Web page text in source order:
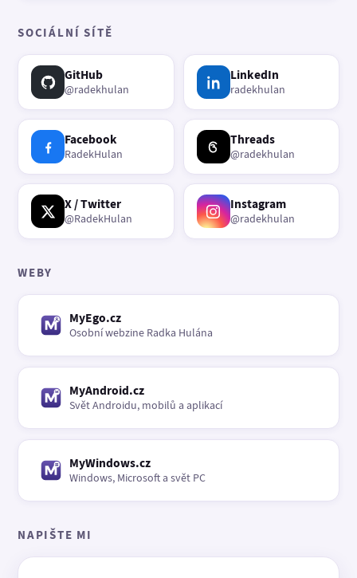
SOCIÁLNÍ SÍTĚ
GitHub
@radekhulan
LinkedIn
radekhulan
Facebook
RadekHulan
Threads
@radekhulan
X / Twitter
@RadekHulan
Instagram
@radekhulan
WEBY
MyEgo.cz
Osobní webzine Radka Hulána
MyAndroid.cz
Svět Androidu, mobilů a aplikací
MyWindows.cz
Windows, Microsoft a svět PC
NAPIŠTE MI